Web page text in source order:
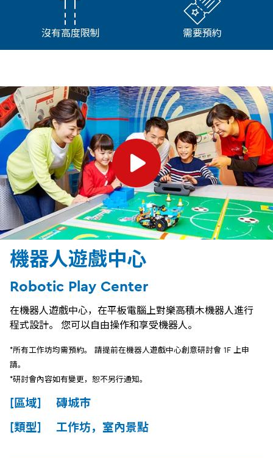
沒有高度限制 需要預約
機器人遊戲中心
Robotic Play Center
在機器人遊戲中心，在平板電腦上對樂高積木機器人進行
程式設計。 您可以自由操作和享受機器人。
*所有工作坊均需預約。 請提前在機器人遊戲中心創意研討會 1F 上申
請。
*研討會內容如有變更，恕不另行通知。
[區域] 磚城市
[類型] 工作坊，室內景點